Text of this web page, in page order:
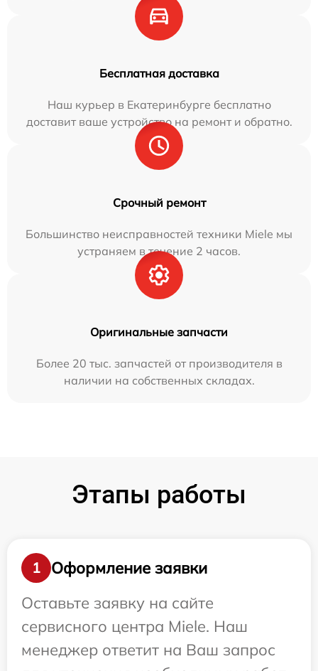
Бесплатная доставка
Наш курьер в Екатеринбурге бесплатно
доставит ваше устройство на ремонт и обратно.
Срочный ремонт
Большинство неисправностей техники Miele мы
устраняем в течение 2 часов.
Оригинальные запчасти
Более 20 тыс. запчастей от производителя в
наличии на собственных складах.
Этапы работы
1
Оформление заявки
Оставьте заявку на сайте
сервисного центра Miele. Наш
менеджер ответит на Ваш запрос